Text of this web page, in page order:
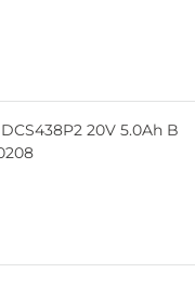
DCS438P2 20V 5.0Ah B